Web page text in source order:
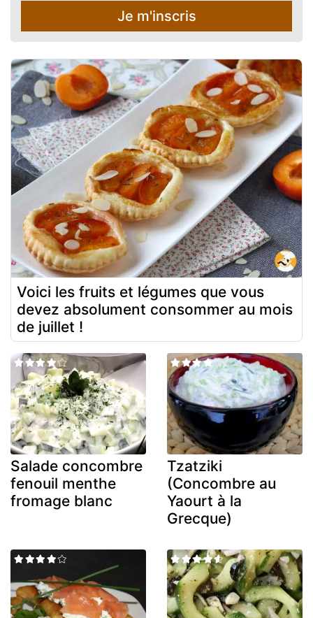
Je m'inscris
Voici les fruits et légumes que vous
devez absolument consommer au mois
de juillet !
Salade concombre
fenouil menthe
fromage blanc
Tzatziki
(Concombre au
Yaourt à la
Grecque)